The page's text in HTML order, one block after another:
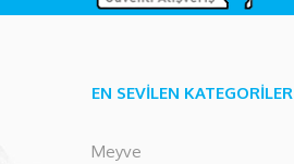
EN SEVİLEN KATEGORİLER
Meyve